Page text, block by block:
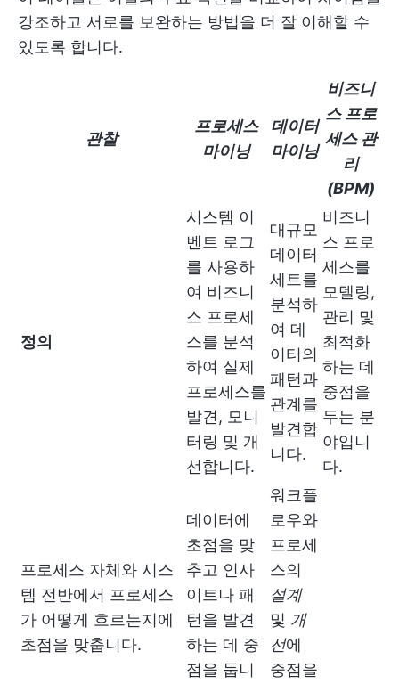
강조하고 서로를 보완하는 방법을 더 잘 이해할 수
있도록 합니다.
관찰
프로세스
마이닝
데이터
마이닝
비즈니
스 프로
세스 관
리
(BPM)
정의
시스템 이
벤트 로그
를 사용하
여 비즈니
스 프로세
스를 분석
하여 실제
프로세스를
발견, 모니
터링 및 개
선합니다.
대규모
데이터
세트를
분석하
여 데
이터의
패턴과
관계를
발견합
니다.
비즈니
스 프로
세스를
모델링,
관리 및
최적화
하는 데
중점을
두는 분
야입니
다.
프로세스 자체와 시스
템 전반에서 프로세스
가 어떻게 흐르는지에
초점을 맞춥니다.
데이터에
초점을 맞
추고 인사
이트나 패
턴을 발견
하는 데 중
점을 둡니
워크플
로우와
프로세
스의
설계
및 개
선에
중점을